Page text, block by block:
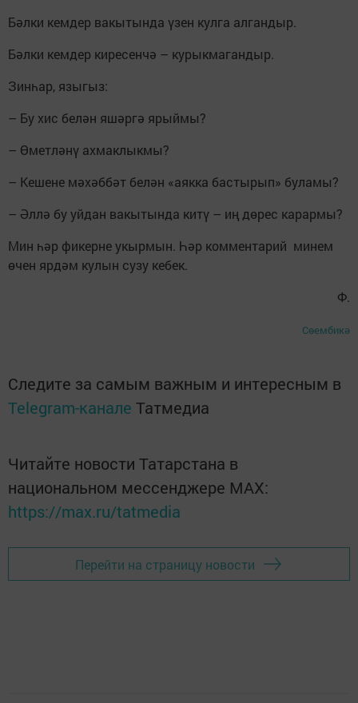
Бәлки кемдер вакытында үзен кулга алгандыр.
Бәлки кемдер киресенчә – курыкмагандыр.
Зинһар, языгыз:
– Бу хис белән яшәргә ярыймы?
– Өметләнү ахмаклыкмы?
– Кешене мәхәббәт белән «аякка бастырып» буламы?
– Әллә бу уйдан вакытында китү – иң дөрес карармы?
Мин һәр фикерне укырмын. Һәр комментарий минем
өчен ярдәм кулын сузу кебек.
Ф.
Сөембикә
Следите за самым важным и интересным в
Telegram-канале Татмедиа
Читайте новости Татарстана в
национальном мессенджере MАХ:
https://max.ru/tatmedia
Перейти на страницу новости